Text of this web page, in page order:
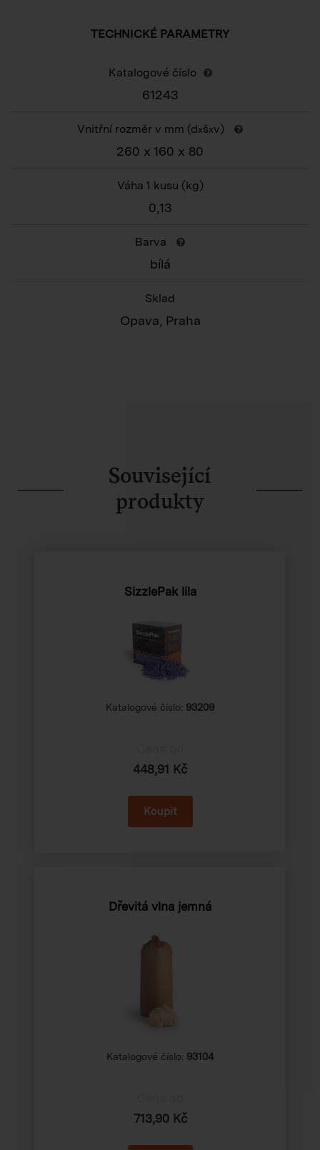
TECHNICKÉ PARAMETRY
Katalogové číslo
61243
Vnitřní rozměr v mm (dxšxv)
260 x 160 x 80
Váha 1 kusu (kg)
0,13
Barva
bílá
Sklad
Opava, Praha
Související
produkty
SizzlePak lila
Katalogové číslo: 93209
448,91 Kč
Dřevitá vlna jemná
Katalogové číslo: 93104
713,90 Kč